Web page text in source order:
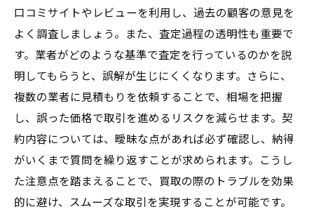
口コミサイトやレビューを利用し、過去の顧客の意見を
よく調査しましょう。また、査定過程の透明性も重要で
す。業者がどのような基準で査定を行っているのかを説
明してもらうと、誤解が生じにくくなります。さらに、
複数の業者に見積もりを依頼することで、相場を把握
し、誤った価格で取引を進めるリスクを減らせます。契
約内容については、曖昧な点があれば必ず確認し、納得
がいくまで質問を繰り返すことが求められます。こうし
た注意点を踏まえることで、買取の際のトラブルを効果
的に避け、スムーズな取引を実現することが可能です。